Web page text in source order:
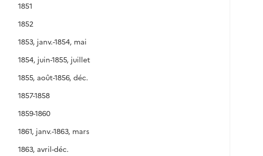
1851
1852
1853, janv.-1854, mai
1854, juin-1855, juillet
1855, août-1856, déc.
1857-1858
1859-1860
1861, janv.-1863, mars
1863, avril-déc.